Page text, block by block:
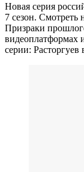
Новая серия
7 сезон.
Призраки
видеоплатформах
серии: Расторгуев